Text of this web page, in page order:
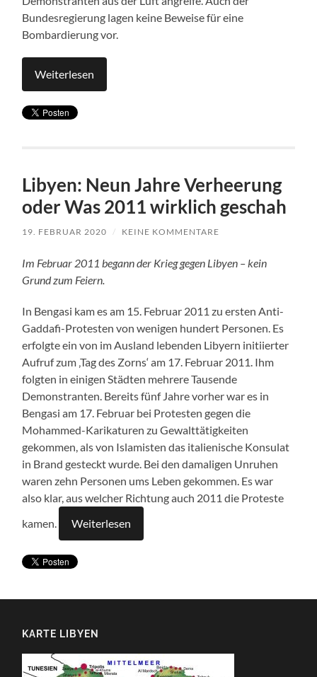
Bundesregierung lagen keine Beweise für eine
Bombardierung vor.
Weiterlesen
Libyen: Neun Jahre Verheerung
oder Was 2011 wirklich geschah
19. FEBRUAR 2020 / KEINE KOMMENTARE
Im Februar 2011 begann der Krieg gegen Libyen – kein
Grund zum Feiern.
In Bengasi kam es am 15. Februar 2011 zu ersten Anti-
Gaddafi-Protesten von wenigen hundert Personen. Es
erfolgte ein von im Ausland lebenden Libyern initiierter
Aufruf zum ‚Tag des Zorns‘ am 17. Februar 2011. Ihm
folgten in einigen Städten mehrere Tausende
Demonstranten. Bereits fünf Jahre vorher war es in
Bengasi am 17. Februar bei Protesten gegen die
Mohammed-Karikaturen zu Gewalttätigkeiten
gekommen, als von Islamisten das italienische Konsulat
in Brand gesteckt wurde. Bei den damaligen Unruhen
waren zehn Personen ums Leben gekommen. Es war
also klar, aus welcher Richtung auch 2011 die Proteste
kamen.
Weiterlesen
KARTE LIBYEN